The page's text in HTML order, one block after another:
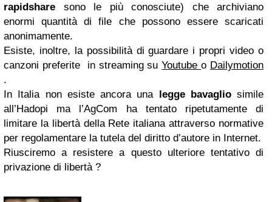
rapidshare sono le più conosciute) che archiviano
enormi quantità di file che possono essere scaricati
anonimamente.
Esiste, inoltre, la possibilità di guardare i propri video o
canzoni preferite in streaming suYoutubeo Dailymotion
.
In Italia non esiste ancora una legge bavagliosimile
all’Hadopi ma l’AgCom ha tentato ripetutamente di
limitare la libertà della Rete italiana attraverso normative
per regolamentare la tutela del diritto d’autore in Internet.
Riusciremo a resistere a questo ulteriore tentativo di
privazione di libertà ?